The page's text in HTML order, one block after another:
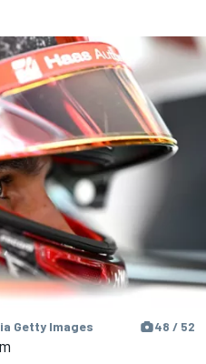
Getty Images 48 / 52